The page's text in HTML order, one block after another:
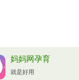
妈妈网孕育
就是好用